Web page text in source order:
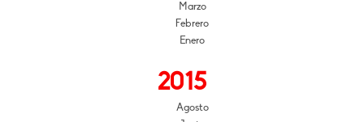
Marzo
Febrero
Enero
2015
Agosto